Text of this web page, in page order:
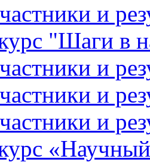
и
"Шаги в
и
и
и